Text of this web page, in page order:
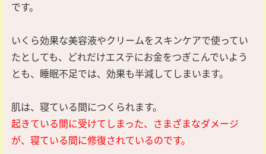
です。
いくら効果な美容液やクリームをスキンケアで使ってい
たとしても、どれだけエステにお金をつぎこんでいよう
とも、睡眠不足では、効果も半減してしまいます。
肌は、寝ている間につくられます。
起きている間に受けてしまった、さまざまなダメージ
が、寝ている間に修復されているのです。